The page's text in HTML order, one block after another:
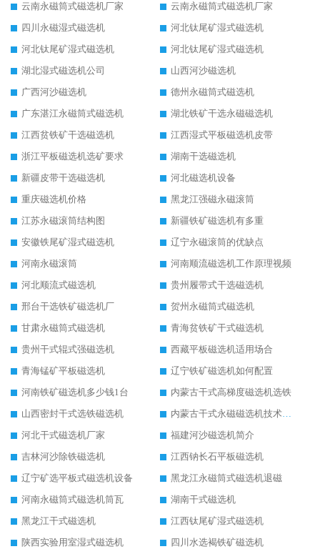
云南永磁筒式磁选机厂家
云南永磁筒式磁选机厂家
四川永磁湿式磁选机
河北钛尾矿湿式磁选机
河北钛尾矿湿式磁选机
河北钛尾矿湿式磁选机
湖北湿式磁选机公司
山西河沙磁选机
广西河沙磁选机
德州永磁筒式磁选机
广东湛江永磁筒式磁选机
湖北铁矿干选永磁磁选机
江西贫铁矿干选磁选机
江西湿式平板磁选机皮带
浙江平板磁选机选矿要求
湖南干选磁选机
新疆皮带干选磁选机
河北磁选机设备
重庆磁选机价格
黑龙江强磁永磁滚筒
江苏永磁滚筒结构图
新疆铁矿磁选机有多重
安徽铁尾矿湿式磁选机
辽宁永磁滚筒的优缺点
河南永磁滚筒
河南顺流磁选机工作原理视频
河北顺流式磁选机
贵州履带式干选磁选机
邢台干选铁矿磁选机厂
贺州永磁筒式磁选机
甘肃永磁筒式磁选机
青海贫铁矿干式磁选机
贵州干式辊式强磁选机
西藏平板磁选机适用场合
青海锰矿平板磁选机
辽宁铁矿磁选机如何配置
河南铁矿磁选机多少钱1台
内蒙古干式高梯度磁选机选铁
山西密封干式选铁磁选机
内蒙古干式永磁磁选机技术要求
河北干式磁选机厂家
福建河沙磁选机简介
吉林河沙除铁磁选机
江西钠长石平板磁选机
辽宁矿选平板式磁选机设备
黑龙江永磁筒式磁选机退磁
河南永磁筒式磁选机筒瓦
湖南干式磁选机
黑龙江干式磁选机
江西钛尾矿湿式磁选机
陕西实验用室湿式磁选机
四川水选褐铁矿磁选机